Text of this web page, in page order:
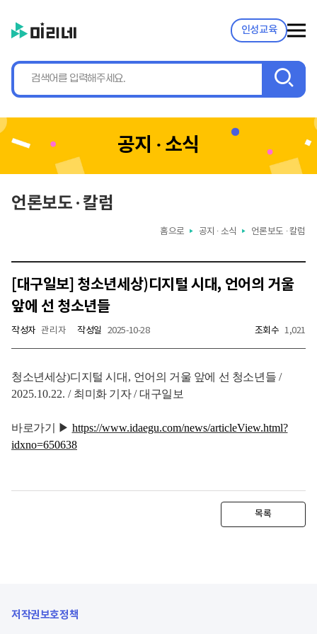
인성교육
공지 ∙ 소식
언론보도 ∙ 칼럼
홈으로 ▶ 공지 ∙ 소식 ▶ 언론보도 ∙ 칼럼
[대구일보] 청소년세상)디지털 시대, 언어의 거울
앞에 선 청소년들
작성자 관리자 작성일 2025-10-28 조회수 1,021
청소년세상)디지털 시대 , 언어의 거울 앞에 선 청소년들 /
2025.10.22. / 최미화 기자/대구일보
바로가기 ▶ https://www.idaegu.com/news/articleView.html?
idxno=650638
목록
저작권보호정책